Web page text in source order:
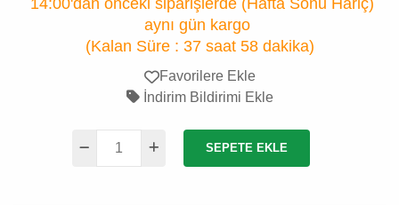
14:00'dan önceki siparişlerde (Hafta Sonu Hariç)
aynı gün kargo
(Kalan Süre : 37 saat 58 dakika)
Favorilere Ekle
İndirim Bildirimi Ekle
SEPETE EKLE